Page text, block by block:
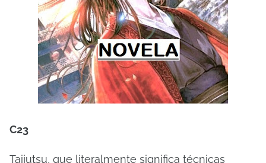
C23
Taijutsu, que literalmente significa técnicas